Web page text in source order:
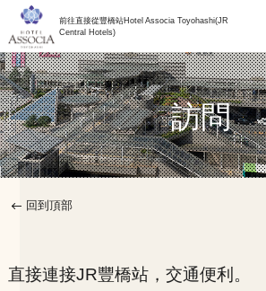
前往直接從豐橋站Hotel Associa Toyohashi(JR
Central Hotels)
訪問
回到頂部
直接連接JR豐橋站，交通便利。